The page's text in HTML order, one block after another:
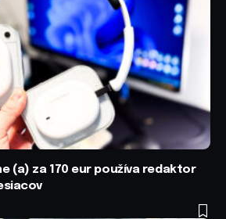
(a) za 170 eur používa redaktor